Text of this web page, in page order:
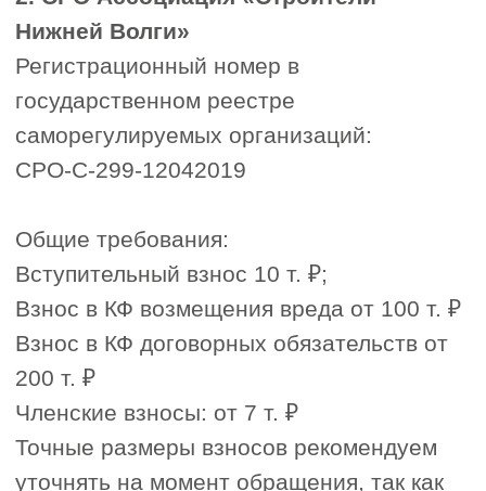
репутация СРО
Стаж работы: Организация,
работающая на рынке
длительное время, как
проверенной репутацией и
отрасли.
Количество участников: Чем
больше компаний состоит в
СРО, тем стабильнее её
также выше вероятность
получить оперативную помощь
и поддержку в случае споров
2 2. Прозрачные финансовые
условия